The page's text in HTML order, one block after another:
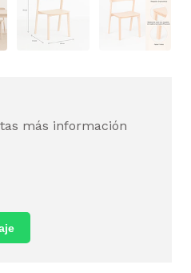
más información